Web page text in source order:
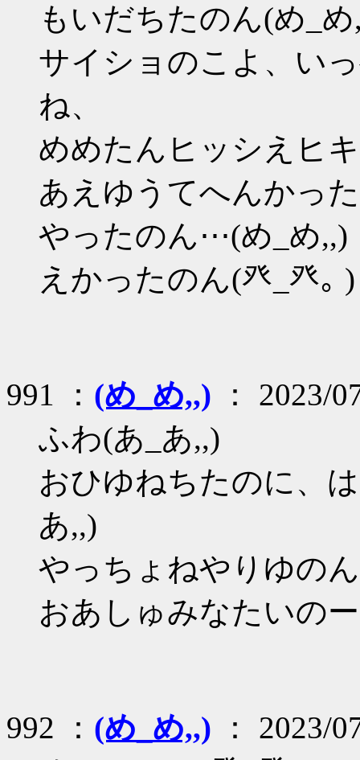
もいだちたのん(め_め
サイショのこよ、い
ね、
めめたんヒッシえヒ
あえゆうてへんかっ
やったのん⋯(め_め,,)
えかったのん(癶_癶｡ )
991 ： (め_め,,) ： 2023/
ふわ(あ_あ,,)
おひゆねちたのに、
あ,,)
やっちょねやりゆの
おあしゅみなたいの
992 ： (め_め,,) ： 2023/